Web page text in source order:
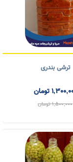
تومان
تومان
غوره بطری